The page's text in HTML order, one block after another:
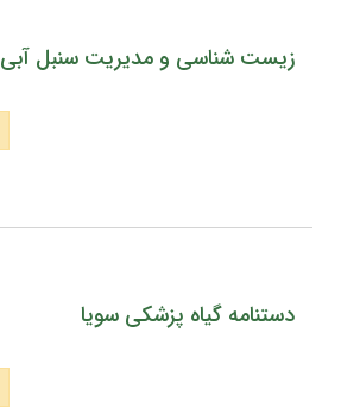
زیست شناسی و مدیریت سنبل آبی
دستنامه گیاه پزشکی سویا